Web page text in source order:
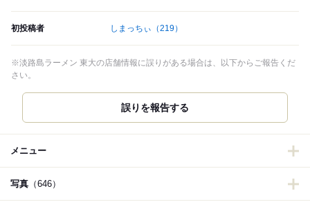
初投稿者 しまっちぃ （219）
※淡路島ラーメン 東大の店舗情報に誤りがある場合は、以下からご報告くだ
さい。
誤りを報告する
メニュー
写真 （646）